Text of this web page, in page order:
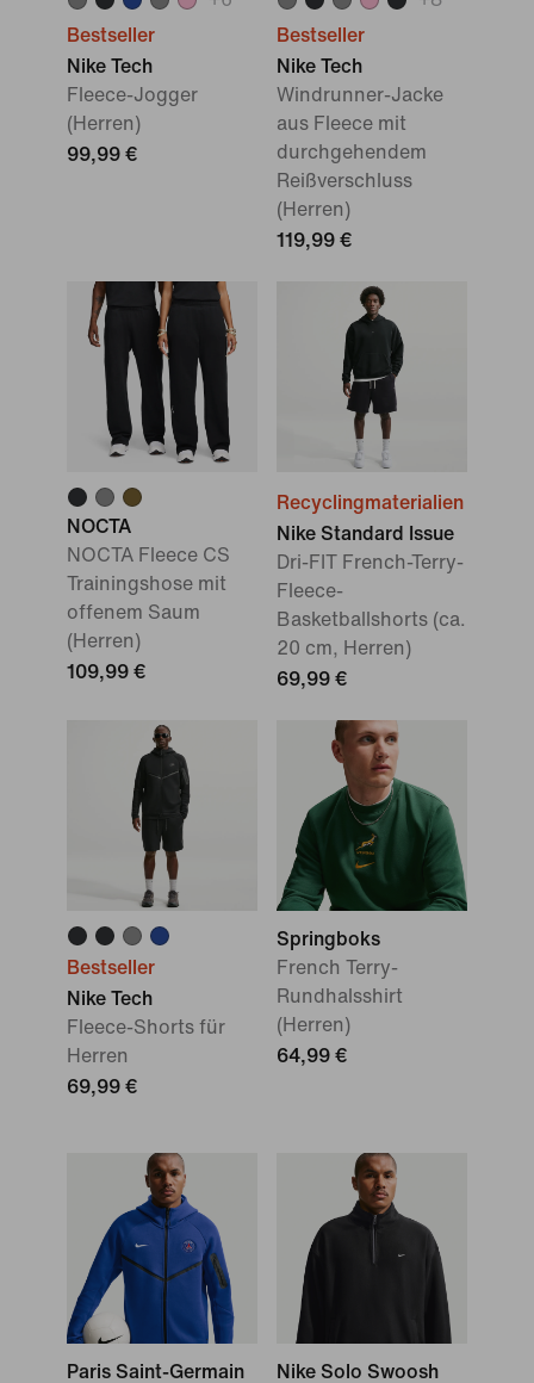
Bestseller
Nike Tech
Fleece-Jogger
(Herren)
99,99 €
Bestseller
Nike Tech
Windrunner-Jacke
aus Fleece mit
durchgehendem
Reißverschluss
(Herren)
119,99 €
NOCTA
NOCTA Fleece CS
Trainingshose mit
offenem Saum
(Herren)
109,99 €
Recyclingmaterialien
Nike Standard Issue
Dri-FIT French-Terry-
Fleece-
Basketballshorts (ca.
20 cm, Herren)
69,99 €
Bestseller
Nike Tech
Fleece-Shorts für
Herren
69,99 €
Springboks
French Terry-
Rundhalsshirt
(Herren)
64,99 €
Paris Saint-Germain Nike Solo Swoosh